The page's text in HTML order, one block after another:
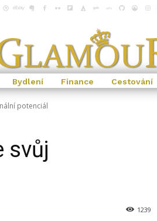
Bydlení Finance Cestování
potenciál
svůj
1239